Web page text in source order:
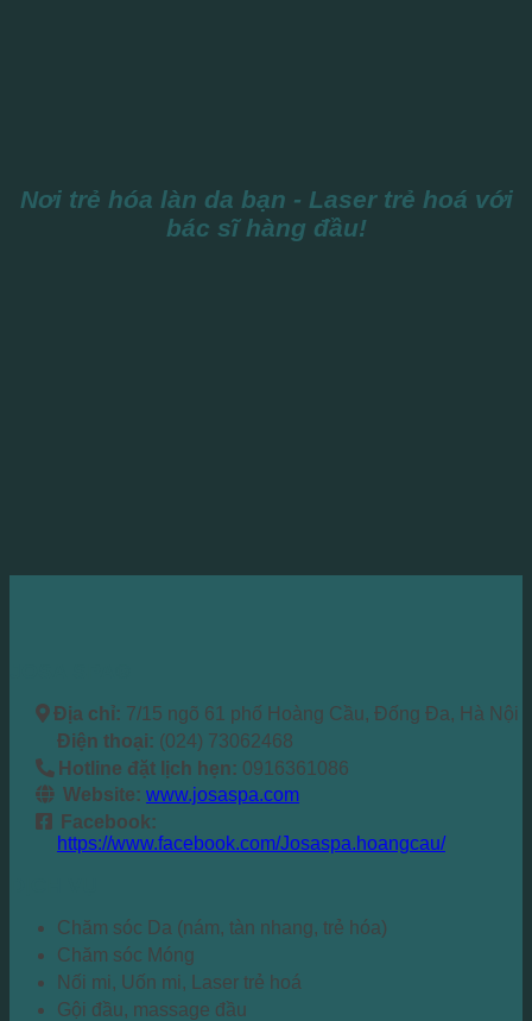
Nơi trẻ hóa làn da bạn - Laser trẻ hoá với
bác sĩ hàng đầu!
Địa chỉ: 7/15 ngõ 61 phố Hoàng Cầu, Đống Đa, Hà Nội
Điện thoại: (024) 73062468
Hotline đặt lịch hẹn: 0916361086
Website: www.josaspa.com
Facebook:
https://www.facebook.com/Josaspa.hoangcau/
Chăm sóc Da (nám, tàn nhang, trẻ hóa)
Chăm sóc Móng
Nối mi, Uốn mi, Laser trẻ hoá
Gội đầu, massage đầu